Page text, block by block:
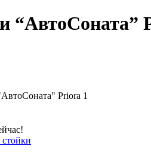
“АвтоСоната”
Priora 1